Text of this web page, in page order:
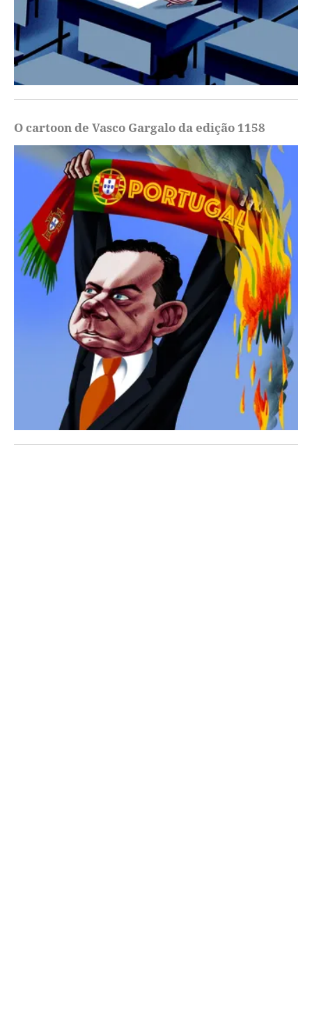
O cartoon de Vasco Gargalo da edição 1158